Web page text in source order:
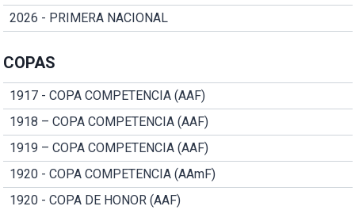
2026 - PRIMERA NACIONAL
COPAS
1917 - COPA COMPETENCIA (AAF)
1918 – COPA COMPETENCIA (AAF)
1919 – COPA COMPETENCIA (AAF)
1920 - COPA COMPETENCIA (AAmF)
1920 - COPA DE HONOR (AAF)